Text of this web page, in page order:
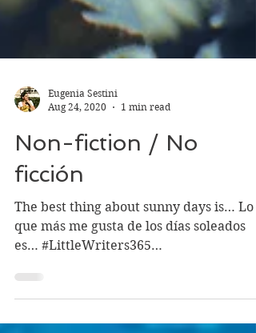
Aug 24, 2020
1 min read
Non-fiction / No
ficción
The best thing about sunny days is… Lo
es… #LittleWriters365
#NonFictionPrompts